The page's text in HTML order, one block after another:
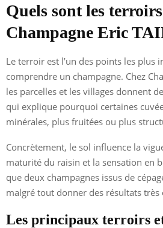
Quels sont les
Champagne Eric
Le terroir est l’un des points les plus
comprendre un champagne. Chez
les parcelles et les villages donnent
qui explique pourquoi certaines
minérales, plus fruitées ou plus
Concrètement, le sol influence la
maturité du raisin et la sensation en
que deux champagnes issus de
malgré tout donner des résultats très
Les principaux terroirs